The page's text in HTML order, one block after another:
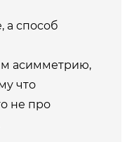
а способ
асимметрию,
что
не про